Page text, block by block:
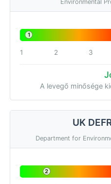
Environmental
1
1 2 3
A levegő minősége
UK
Department for
2